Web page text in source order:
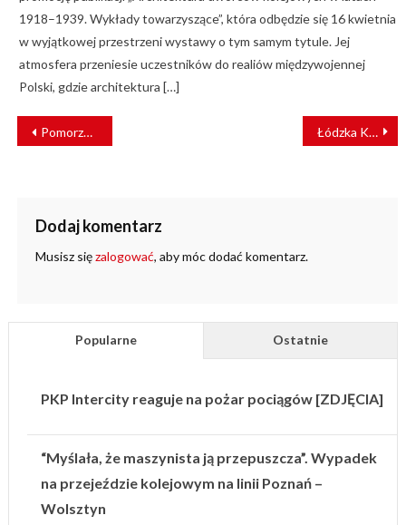
1918–1939. Wykłady towarzyszące”, która odbędzie się 16 kwietnia
w wyjątkowej przestrzeni wystawy o tym samym tytule. Jej
atmosfera przeniesie uczestników do realiów międzywojennej
Polski, gdzie architektura […]
NAWIGACJA
WPISU
Pomorze Zachodnie sprzedaje zmodernizowane pociągi Łódzka Kolej Aglomeracyjna podsumowuje rok i prezentuje plany na najbliższe miesiące
Dodaj komentarz
Musisz sięzalogować, aby móc dodać komentarz.
Popularne Ostatnie
PKP Intercity reaguje na pożar pociągów [ZDJĘCIA]
“Myślała, że maszynista ją przepuszcza”. Wypadek
na przejeździe kolejowym na linii Poznań –
Wolsztyn